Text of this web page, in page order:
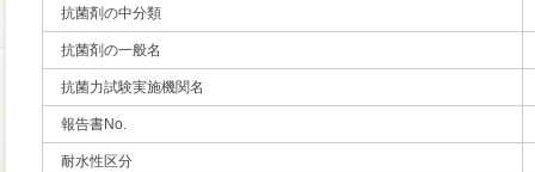
抗菌剤の中分類
抗菌剤の一般名
抗菌力試験実施機関名
報告書No.
耐水性区分